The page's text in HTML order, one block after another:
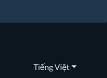
Tiếng Việt